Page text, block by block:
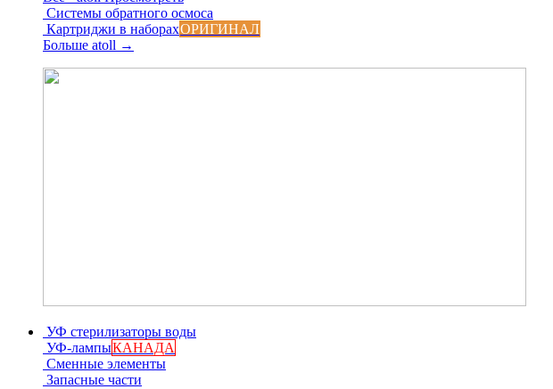
Системы обратного осмоса
Картриджи в наборахОРИГИНАЛ
Больше atoll →
УФ стерилизаторы воды
УФ-лампыКАНАДА
Сменные элементы
Запасные части